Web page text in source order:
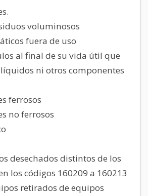
voluminosos
fuera de uso
al final de su vida útil que
ni otros componentes
ferrosos
no ferrosos
desechados distintos de los
los códigos 160209 a 160213
retirados de equipos